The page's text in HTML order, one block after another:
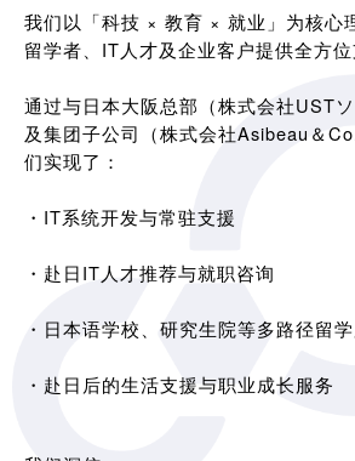
我们以「科技 × 教育 × 就业」为核心
留学者、IT人才及企业客户提供全方位
通过与日本大阪总部（株式会社UST
及集团子公司（株式会社Asibeau＆
们实现了：
・IT系统开发与常驻支援
・赴日IT人才推荐与就职咨询
・日本语学校、研究生院等多路径留
・赴日后的生活支援与职业成长服务